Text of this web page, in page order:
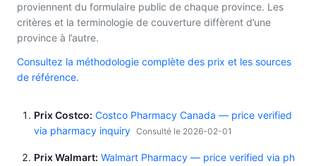
proviennent du formulaire public de chaque province. Les
critères et la terminologie de couverture diffèrent d’une
province à l’autre.
Consultez la méthodologie complète des prix et les sources
de référence.
Prix Costco Costco Pharmacy Canada — price verified
via pharmacy inquiry Consulté le 2026-02-01
Prix Walmart Walmart Pharmacy — price verified via ph